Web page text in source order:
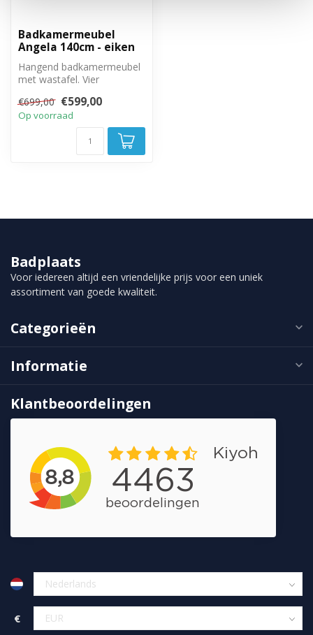
Badkamermeubel
Angela 140cm - eiken
Hangend badkamermeubel
met wastafel. Vier
close sluitin...
€699,00 €599,00
Op voorraad
Badplaats
Voor iedereen altijd een vriendelijke prijs voor een uniek
assortiment van goede kwaliteit.
Categorieën
Informatie
Klantbeoordelingen
€